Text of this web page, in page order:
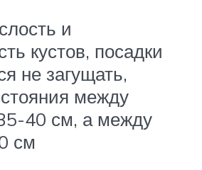
и
кустов, посадки
не загущать,
между
40 см, а между
см